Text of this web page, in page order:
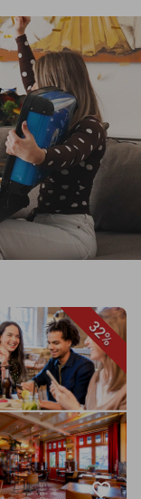
32%
favorite_border